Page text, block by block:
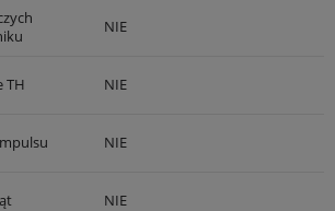
NIE
TH NIE
NIE
NIE